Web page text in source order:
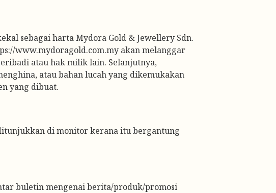
sebagai harta Mydora Gold & Jewellery Sdn.
www.mydoragold.com.my akan melanggar
atau hak milik lain. Selanjutnya,
atau bahan lucah yang dikemukakan
yang dibuat.
di monitor kerana itu bergantung
buletin mengenai berita/produk/promosi